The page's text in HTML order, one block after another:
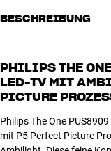
BESCHREIBUNG
PHILIPS THE
LED-TV MIT
PICTURE
Philips The One
mit P5 Perfect Picture